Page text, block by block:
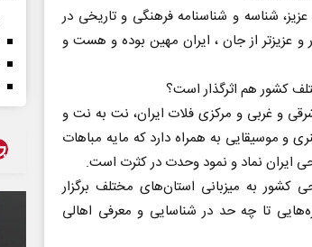
شناسه و شناسنامه فرهنگی و تاریخی در
عزیزتر از جان ، ایران مهین بوده و هست و
کشور هم اثرگذار است؟
و غربی و مرکزی فلات ایران، نت به نت و
و موسیقایی به همراه دارد که مایه مباهات
ایران نماد و نمود وحدت در کثرت است.
به میزبانی استان‌های مختلف برگزار
تا چه حد در شناسایی و معرفی اهالی